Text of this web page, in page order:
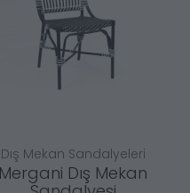
Dış Mekan Sandalyeleri
Mergani Dış Mekan